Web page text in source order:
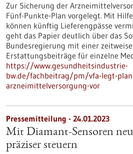
Zur Sicherung der
Fünf-Punkte-Plan vorgelegt. Mit
können künftig Lieferengpässe
geht das Papier deutlich über das
Bundesregierung mit einer
Erstattungsbeiträge für einzelne
https://www.gesundheitsindustrie-
bw.de/fachbeitrag/pm/vfa-legt-
arzneimittelversorgung-vor
Pressemitteilung - 24.01.2023
Mit Diamant-Sensoren
präziser steuern